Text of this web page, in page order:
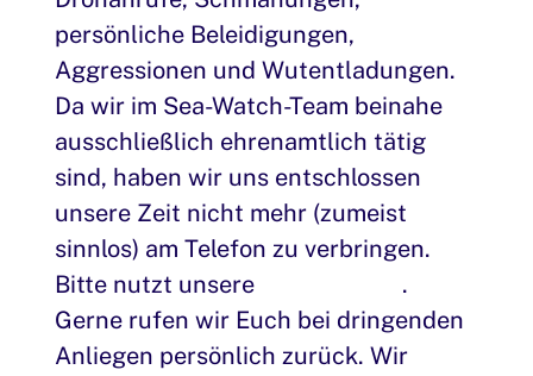
persönliche Beleidigungen,
Aggressionen und Wutentladungen.
Da wir im Sea-Watch-Team beinahe
ausschließlich ehrenamtlich tätig
sind, haben wir uns entschlossen
unsere Zeit nicht mehr (zumeist
sinnlos) am Telefon zu verbringen.
Bitte nutzt unsere
.
Gerne rufen wir Euch bei dringenden
Anliegen persönlich zurück. Wir